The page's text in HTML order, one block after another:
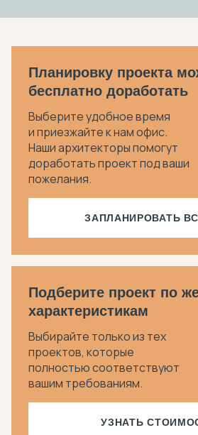
Планировку проекта
бесплатно доработать
Выберите удобное время
и приезжайте к нам офис.
Наши архитекторы помогут
доработать проект под ваши
пожелания.
ЗАПЛАНИРОВАТЬ
Подберите проект по
характеристикам
Выбирайте только из тех
проектов, которые
полностью соответствуют
вашим требованиям.
УЗНАТЬ